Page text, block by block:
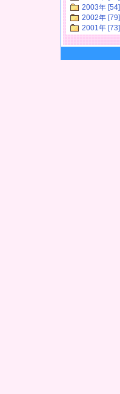
2003年 [54]
2002年 [79]
2001年 [73]